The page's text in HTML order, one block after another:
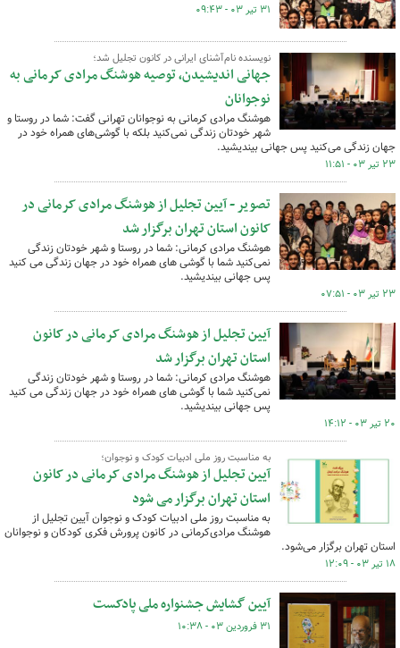
۳۱ تیر ۰۳ - ۰۹:۴۳
نویسنده نام‌آشنای ایرانی در کانون تجلیل شد؛
جهانی اندیشیدن، توصیه هوشنگ مرادی کرمانی به
نوجوانان
هوشنگ مرادی کرمانی به نوجوانان تهرانی گفت: شما در روستا و
شهر خودتان زندگی نمی‌کنید بلکه با گوشی‌های همراه خود در
جهان زندگی می‌کنید پس جهانی بیندیشید.
۲۳ تیر ۰۳ - ۱۱:۵۱
تصویر - آیین تجلیل از هوشنگ مرادی کرمانی در
کانون استان تهران برگزار شد
هوشنگ مرادی کرمانی: شما در روستا و شهر خودتان زندگی
نمی‌کنید شما با گوشی های همراه خود در جهان زندگی می کنید
پس جهانی بیندیشید.
۲۳ تیر ۰۳ - ۰۷:۵۱
آیین تجلیل از هوشنگ مرادی کرمانی در کانون
استان تهران برگزار شد
هوشنگ مرادی کرمانی: شما در روستا و شهر خودتان زندگی
نمی‌کنید شما با گوشی های همراه خود در جهان زندگی می کنید
پس جهانی بیندیشید.
۲۰ تیر ۰۳ - ۱۴:۱۲
به مناسبت روز ملی ادبیات کودک و نوجوان؛
آیین تجلیل از هوشنگ مرادی کرمانی در کانون
استان تهران برگزار می شود
به مناسبت روز ملی ادبیات کودک و نوجوان آیین تجلیل از
هوشنگ مرادی‌کرمانی در کانون پرورش فکری کودکان و نوجوانان
استان تهران برگزار می‌شود.
۱۸ تیر ۰۳ - ۱۲:۰۹
آیین گشایش جشنواره ملی پادکست
۳۱ فروردین ۰۳ - ۱۰:۳۸